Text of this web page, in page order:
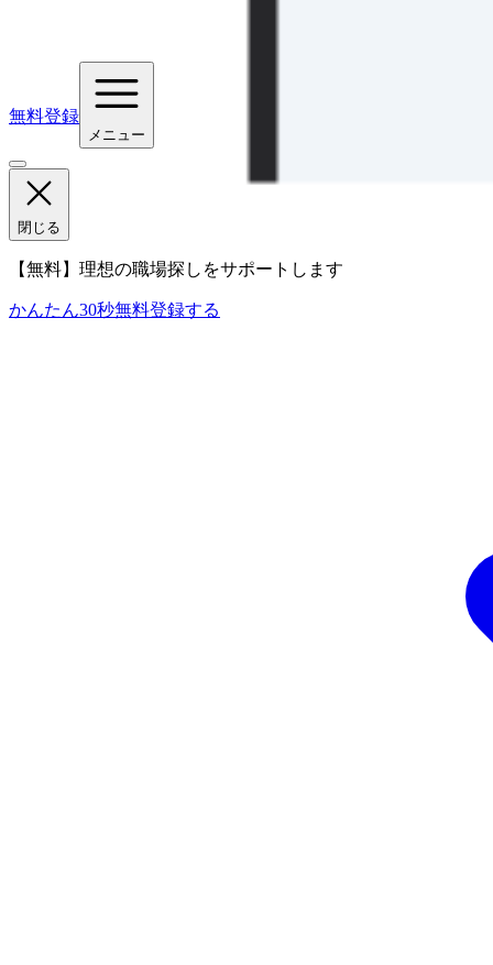
無料登録
メニュー
閉じる
【無料】理想の職場探しをサポートします
かんたん30秒無料登録する